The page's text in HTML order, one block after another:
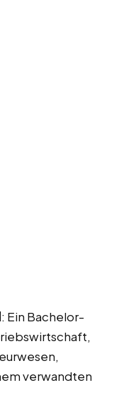
: Ein Bachelor-
verwandten